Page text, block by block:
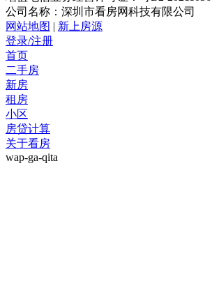
公司名称：深圳市看房网科技有限公司
网站地图 | 新上房源
登录/注册
首页
二手房
新房
租房
小区
房贷计算
关于看房
wap-ga-qita